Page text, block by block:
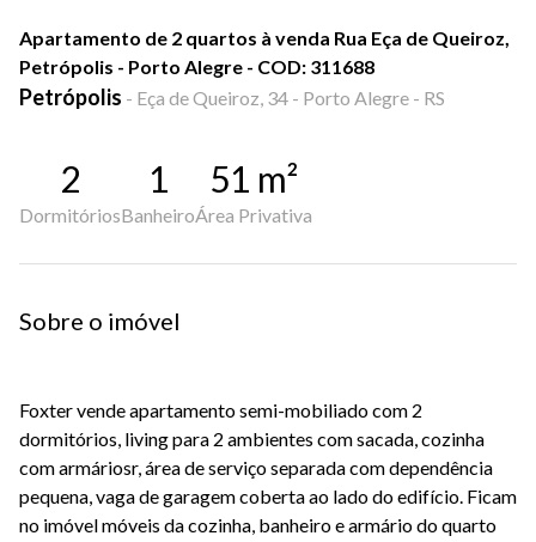
Apartamento de 2 quartos à venda Rua Eça de Queiroz,
Petrópolis - Porto Alegre - COD: 311688
Petrópolis - Eça de Queiroz, 34 - Porto Alegre - RS
2
Dormitórios
1
Banheiro
51 m²
Área Privativa
Sobre o imóvel
Foxter vende apartamento semi-mobiliado com 2
dormitórios, living para 2 ambientes com sacada, cozinha
com armáriosr, área de serviço separada com dependência
pequena, vaga de garagem coberta ao lado do edifício. Ficam
no imóvel móveis da cozinha, banheiro e armário do quarto